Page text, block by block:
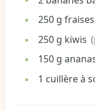
250 g fraises
250 g kiwis
150 g
1 cuillère à